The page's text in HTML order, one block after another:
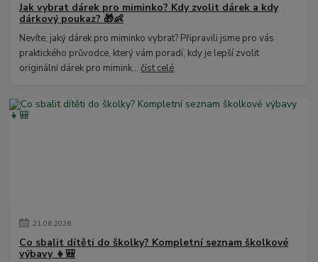
Jak vybrat dárek pro miminko? Kdy zvolit dárek a kdy
dárkový poukaz? 🎁👶
Nevíte, jaký dárek pro miminko vybrat? Připravili jsme pro vás
praktického průvodce, který vám poradí, kdy je lepší zvolit
originální dárek pro mimink...číst celé
21.06.2026
Co sbalit dítěti do školky? Kompletní seznam školkové
výbavy 👧🎒